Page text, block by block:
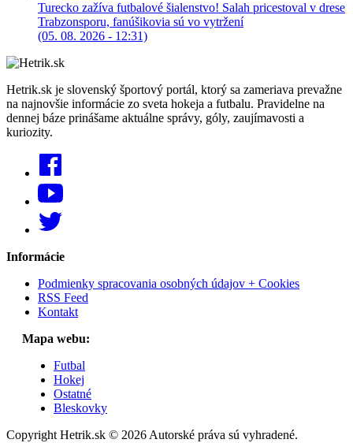
Turecko zažíva futbalové šialenstvo! Salah pricestoval v drese
Trabzonsporu, fanúšikovia sú vo vytržení
(05. 08. 2026 - 12:31)
Hetrik.sk je slovenský športový portál, ktorý sa zameriava prevažne
na najnovšie informácie zo sveta hokeja a futbalu. Pravidelne na
dennej báze prinášame aktuálne správy, góly, zaujímavosti a
kuriozity.
Informácie
Podmienky spracovania osobných údajov + Cookies
RSS Feed
Kontakt
Mapa webu:
Futbal
Hokej
Ostatné
Bleskovky
Copyright Hetrik.sk © 2026 Autorské práva sú vyhradené.